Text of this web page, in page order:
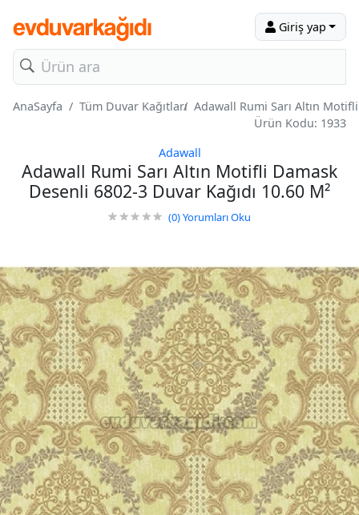
Giriş yap
AnaSayfa Tüm Duvar Kağıtları Adawall Rumi Sarı Altın
Ürün Kodu: 1933
Adawall
Adawall Rumi Sarı Altın Motifli Damask
Desenli 6802-3 Duvar Kağıdı 10.60 M²
(0)Yorumları Oku